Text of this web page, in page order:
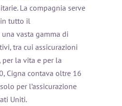
La compagnia serve
tutto il
vasta gamma di
tra cui assicurazioni
la vita e per la
Cigna contava oltre 16
per l’assicurazione
Uniti.